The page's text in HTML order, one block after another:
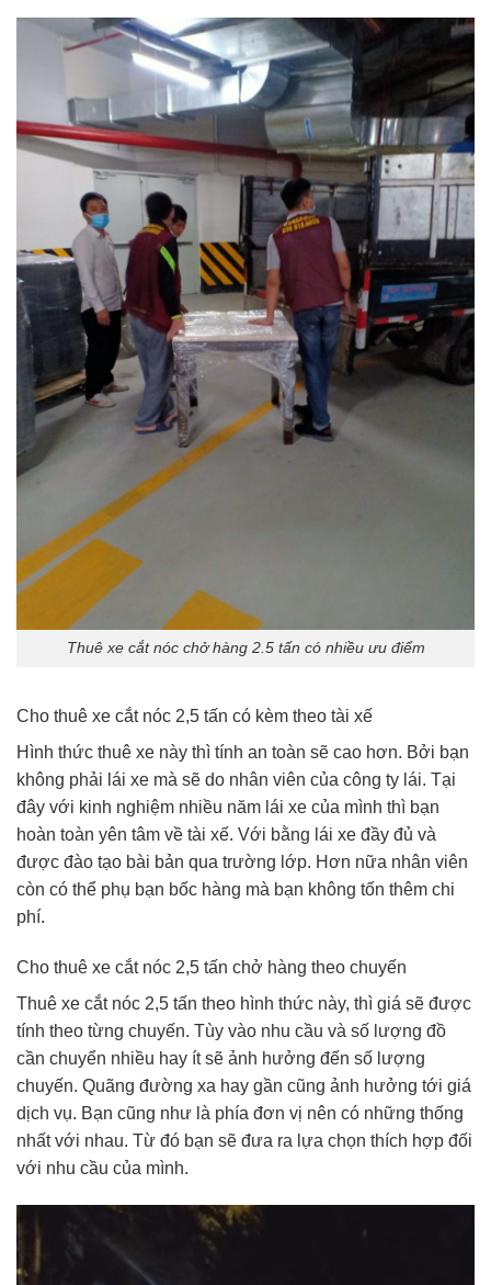
Thuê xe cắt nóc chở hàng 2.5 tấn có nhiều ưu điểm
Cho thuê xe cắt nóc 2,5 tấn có kèm theo tài xế
Hình thức thuê xe này thì tính an toàn sẽ cao hơn. Bởi bạn
không phải lái xe mà sẽ do nhân viên của công ty lái. Tại
đây với kinh nghiệm nhiều năm lái xe của mình thì bạn
hoàn toàn yên tâm về tài xế. Với bằng lái xe đầy đủ và
được đào tạo bài bản qua trường lớp. Hơn nữa nhân viên
còn có thể phụ bạn bốc hàng mà bạn không tốn thêm chi
phí.
Cho thuê xe cắt nóc 2,5 tấn chở hàng theo chuyến
Thuê xe cắt nóc 2,5 tấn theo hình thức này, thì giá sẽ được
tính theo từng chuyến. Tùy vào nhu cầu và số lượng đồ
cần chuyển nhiều hay ít sẽ ảnh hưởng đến số lượng
chuyến. Quãng đường xa hay gần cũng ảnh hưởng tới giá
dịch vụ. Bạn cũng như là phía đơn vị nên có những thống
nhất với nhau. Từ đó bạn sẽ đưa ra lựa chọn thích hợp đối
với nhu cầu của mình.